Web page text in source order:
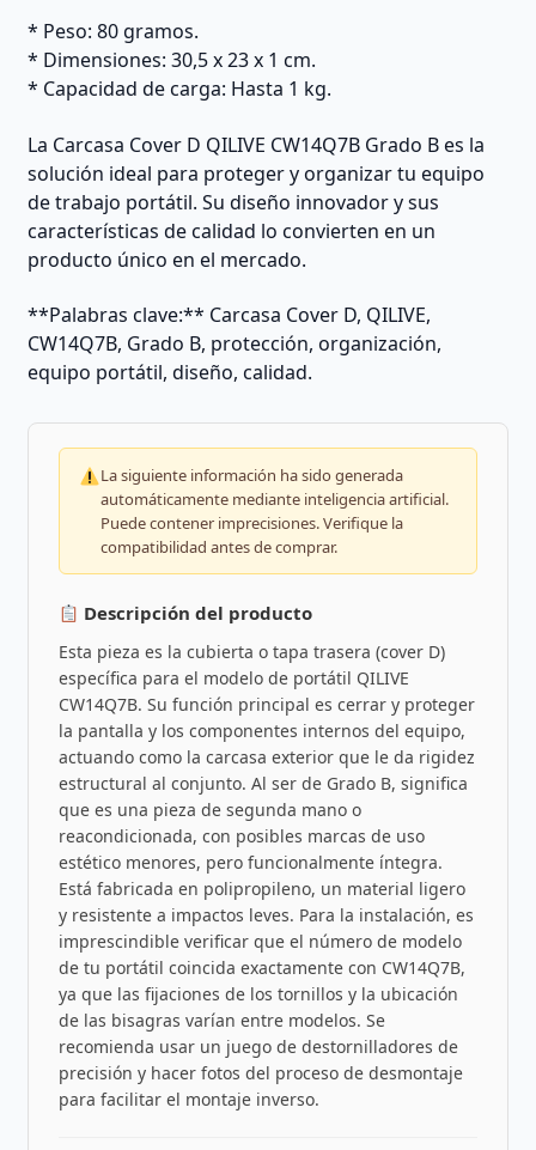
* Peso: 80 gramos.
* Dimensiones: 30,5 x 23 x 1 cm.
* Capacidad de carga: Hasta 1 kg.
La Carcasa Cover D QILIVE CW14Q7B Grado B es la
solución ideal para proteger y organizar tu equipo
de trabajo portátil. Su diseño innovador y sus
características de calidad lo convierten en un
producto único en el mercado.
**Palabras clave:** Carcasa Cover D, QILIVE,
CW14Q7B, Grado B, protección, organización,
equipo portátil, diseño, calidad.
La siguiente información ha sido generada
automáticamente mediante inteligencia artificial.
Puede contener imprecisiones. Verifique la
compatibilidad antes de comprar.
Descripción del producto
Esta pieza es la cubierta o tapa trasera (cover D)
específica para el modelo de portátil QILIVE
CW14Q7B. Su función principal es cerrar y proteger
la pantalla y los componentes internos del equipo,
actuando como la carcasa exterior que le da rigidez
estructural al conjunto. Al ser de Grado B, significa
que es una pieza de segunda mano o
reacondicionada, con posibles marcas de uso
estético menores, pero funcionalmente íntegra.
Está fabricada en polipropileno, un material ligero
y resistente a impactos leves. Para la instalación, es
imprescindible verificar que el número de modelo
de tu portátil coincida exactamente con CW14Q7B,
ya que las fijaciones de los tornillos y la ubicación
de las bisagras varían entre modelos. Se
recomienda usar un juego de destornilladores de
precisión y hacer fotos del proceso de desmontaje
para facilitar el montaje inverso.